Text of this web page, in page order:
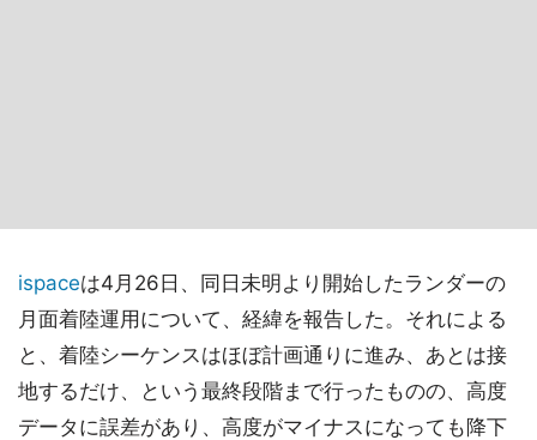
ispaceは4月26日、同日未明より開始したランダーの
月面着陸運用について、経緯を報告した。それによる
と、着陸シーケンスはほぼ計画通りに進み、あとは接
地するだけ、という最終段階まで行ったものの、高度
データに誤差があり、高度がマイナスになっても降下